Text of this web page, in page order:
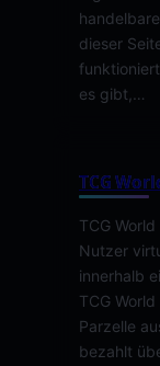
dieser
es gibt,…
TCG
TCG
Nutzer
innerhalb
TCG
Parzelle
bezahlt